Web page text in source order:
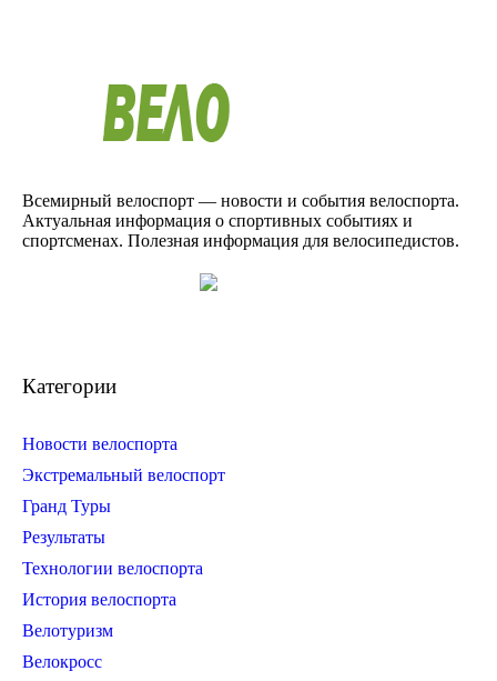
Всемирный велоспорт — новости и события велоспорта.
Актуальная информация о спортивных событиях и
спортсменах. Полезная информация для велосипедистов.
Категории
Новости велоспорта
Экстремальный велоспорт
Гранд Туры
Результаты
Технологии велоспорта
История велоспорта
Велотуризм
Велокросс